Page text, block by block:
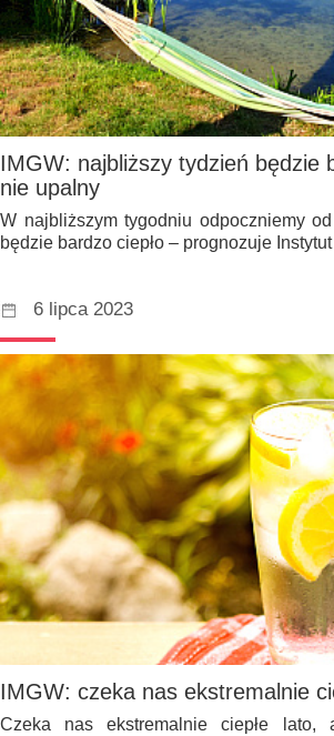
IMGW: najbliższy tydzień będzie
nie upalny
W najbliższym tygodniu odpoczniemy od
będzie bardzo ciepło – prognozuje
6 lipca 2023
IMGW: czeka nas ekstremalnie
Czeka nas ekstremalnie ciepłe